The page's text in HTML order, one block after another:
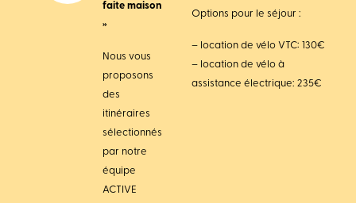
faite maison
»
Nous vous
proposons
des
itinéraires
sélectionnés
par notre
équipe
ACTIVE
Options pour le séjour :
– location de vélo VTC: 130€
– location de vélo à
assistance électrique: 235€